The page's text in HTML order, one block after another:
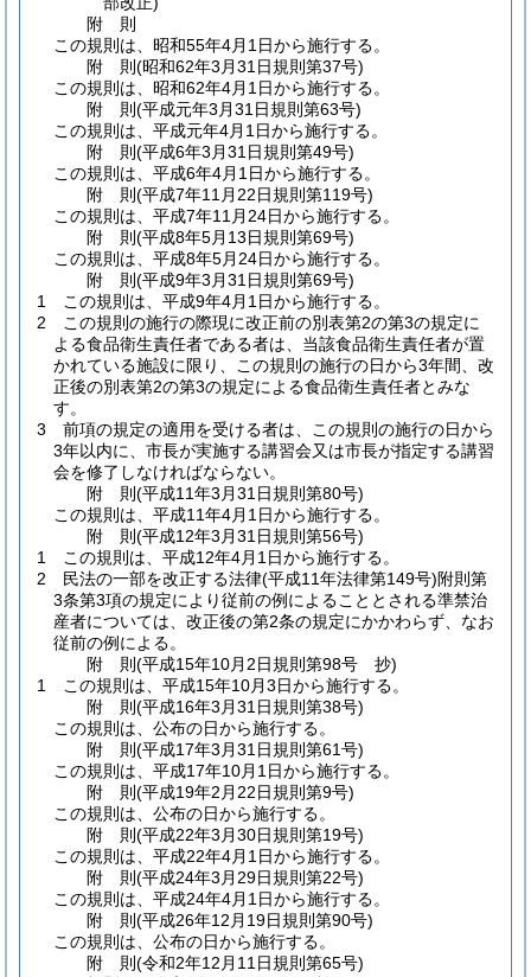
附 則
この規則は、昭和55年4月1日から施行する。
附 則(昭和62年3月31日規則第37号)
この規則は、昭和62年4月1日から施行する。
附 則(平成元年3月31日規則第63号)
この規則は、平成元年4月1日から施行する。
附 則(平成6年3月31日規則第49号)
この規則は、平成6年4月1日から施行する。
附 則(平成7年11月22日規則第119号)
この規則は、平成7年11月24日から施行する。
附 則(平成8年5月13日規則第69号)
この規則は、平成8年5月24日から施行する。
附 則(平成9年3月31日規則第69号)
1
この規則は、平成9年4月1日から施行する。
2
この規則の施行の際現に改正前の別表第2の第3の規定に
よる食品衛生責任者である者は、当該食品衛生責任者が置
かれている施設に限り、この規則の施行の日から3年間、改
正後の別表第2の第3の規定による食品衛生責任者とみな
す。
3
前項の規定の適用を受ける者は、この規則の施行の日から
3年以内に、市長が実施する講習会又は市長が指定する講習
会を修了しなければならない。
附 則(平成11年3月31日規則第80号)
この規則は、平成11年4月1日から施行する。
附 則(平成12年3月31日規則第56号)
1
この規則は、平成12年4月1日から施行する。
2
民法の一部を改正する法律(平成11年法律第149号)附則第
3条第3項の規定により従前の例によることとされる準禁治
産者については、改正後の第2条の規定にかかわらず、なお
従前の例による。
附 則(平成15年10月2日規則第98号 抄)
1
この規則は、平成15年10月3日から施行する。
附 則(平成16年3月31日規則第38号)
この規則は、公布の日から施行する。
附 則(平成17年3月31日規則第61号)
この規則は、平成17年10月1日から施行する。
附 則(平成19年2月22日規則第9号)
この規則は、公布の日から施行する。
附 則(平成22年3月30日規則第19号)
この規則は、平成22年4月1日から施行する。
附 則(平成24年3月29日規則第22号)
この規則は、平成24年4月1日から施行する。
附 則(平成26年12月19日規則第90号)
この規則は、公布の日から施行する。
附 則(令和2年12月11日規則第65号)